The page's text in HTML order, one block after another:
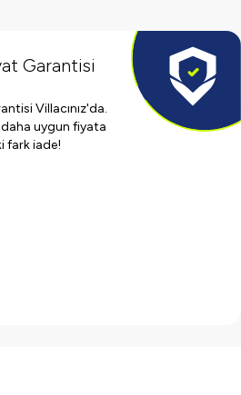
Garantisi
Villacınız'da.
daha uygun fiyata
fark iade!